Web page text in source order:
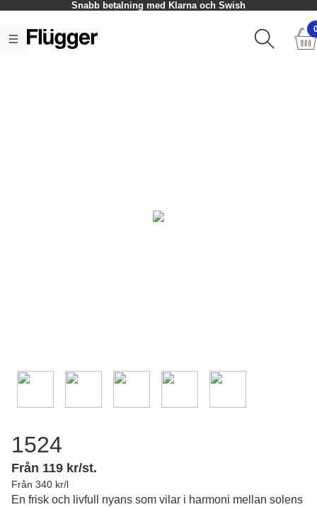
Snabb betalning med Klarna och Swish
1524
Från 119 kr/st.
Från 340 kr/l
En frisk och livfull nyans som vilar i harmoni mellan solens